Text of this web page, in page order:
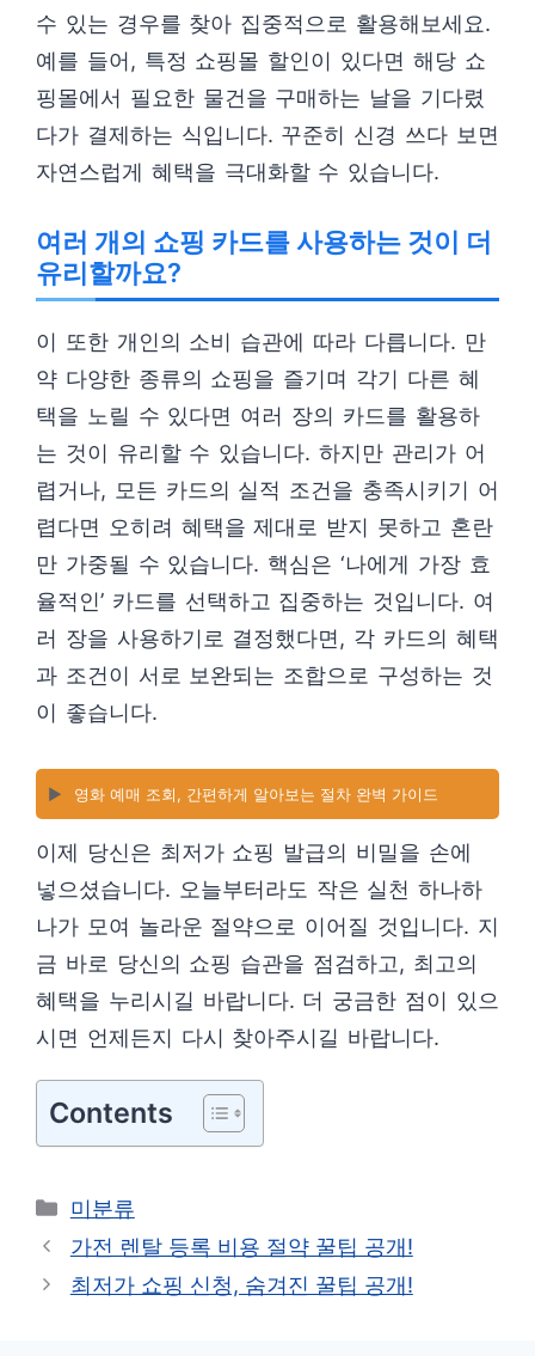
수 있는 경우를 찾아 집중적으로 활용해보세요.
예를 들어, 특정 쇼핑몰 할인이 있다면 해당 쇼
핑몰에서 필요한 물건을 구매하는 날을 기다렸
다가 결제하는 식입니다. 꾸준히 신경 쓰다 보면
자연스럽게 혜택을 극대화할 수 있습니다.
여러 개의 쇼핑 카드를 사용하는 것이 더
유리할까요?
이 또한 개인의 소비 습관에 따라 다릅니다. 만
약 다양한 종류의 쇼핑을 즐기며 각기 다른 혜
택을 노릴 수 있다면 여러 장의 카드를 활용하
는 것이 유리할 수 있습니다. 하지만 관리가 어
렵거나, 모든 카드의 실적 조건을 충족시키기 어
렵다면 오히려 혜택을 제대로 받지 못하고 혼란
만 가중될 수 있습니다. 핵심은 ‘나에게 가장 효
율적인’ 카드를 선택하고 집중하는 것입니다. 여
러 장을 사용하기로 결정했다면, 각 카드의 혜택
과 조건이 서로 보완되는 조합으로 구성하는 것
이 좋습니다.
▶️ 영화 예매 조회, 간편하게 알아보는 절차 완벽 가이드
이제 당신은 최저가 쇼핑 발급의 비밀을 손에
넣으셨습니다. 오늘부터라도 작은 실천 하나하
나가 모여 놀라운 절약으로 이어질 것입니다. 지
금 바로 당신의 쇼핑 습관을 점검하고, 최고의
혜택을 누리시길 바랍니다. 더 궁금한 점이 있으
시면 언제든지 다시 찾아주시길 바랍니다.
Contents
카
테
리
미분류
가전 렌탈 등록 비용 절약 꿀팁 공개!
최저가 쇼핑 신청, 숨겨진 꿀팁 공개!